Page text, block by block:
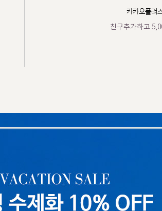
카카오플러
친구추가하고